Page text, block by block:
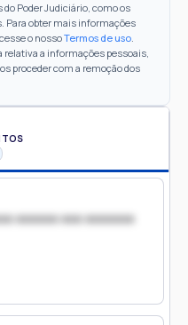
Poder Judiciário, como os
Para obter mais informações
o nossoTermos de uso.
a informações pessoais,
proceder com a remoção dos
xxxxxx xxx xxxxxxx